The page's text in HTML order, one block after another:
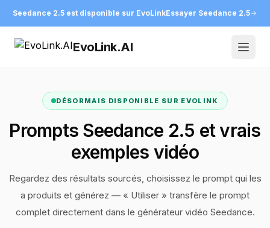
Seedance 2.5 est disponible sur EvoLinkEssayer Seedance 2.5
EvoLink.AI
DÉSORMAIS DISPONIBLE SUR EVOLINK
Prompts Seedance 2.5 et vrais
exemples vidéo
Regardez des résultats sourcés, choisissez le prompt qui les
a produits et générez — « Utiliser » transfère le prompt
complet directement dans le générateur vidéo Seedance.